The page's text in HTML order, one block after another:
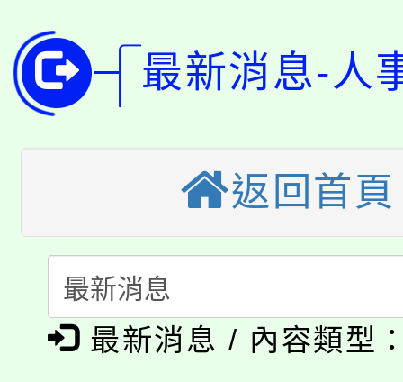
版
公告本校115學年度第
代理(課)教師甄選結果(
「2026金融保險知識
車」活動
桃園市115學年度學生
生本土語及新住民語歌
公告本校115學年度第
代理(課)教師甄選結果(
公告本校115學年度第
代理(課)教師甄選結果(
轉知中國文化大學推廣
《TA101》溝通分析基
淨零綠生活教案入校路
115年食農教育專業人
最新消息-人
返回首頁
最新消息 / 內容類型